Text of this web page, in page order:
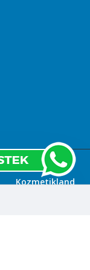
Kozmetikland